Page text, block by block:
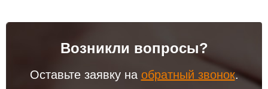
Возникли вопросы?
Оставьте заявку на обратный звонок.